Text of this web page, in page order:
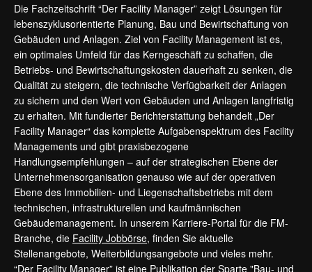
Die Fachzeitschrift “Der Facility Manager” zeigt Lösungen für
lebenszyklusorientierte Planung, Bau und Bewirtschaftung von
Gebäuden und Anlagen. Ziel von Facility Management ist es,
ein optimales Umfeld für das Kerngeschäft zu schaffen, die
Betriebs- und Bewirtschaftungskosten dauerhaft zu senken, die
Qualität zu steigern, die technische Verfügbarkeit der Anlagen
zu sichern und den Wert von Gebäuden und Anlagen langfristig
zu erhalten. Mit fundierter Berichterstattung behandelt „Der
Facility Manager“ das komplette Aufgabenspektrum des Facility
Managements und gibt praxisbezogene
Handlungsempfehlungen – auf der strategischen Ebene der
Unternehmensorganisation genauso wie auf der operativen
Ebene des Immobilien- und Liegenschaftsbetriebs mit dem
technischen, infrastrukturellen und kaufmännischen
Gebäudemanagement. In unserem Karriere-Portal für die FM-
Branche, die Facility Jobbörse, finden Sie aktuelle
Stellenangebote, Weiterbildungsangebote und vieles mehr.
“Der Facility Manager” ist eine Publikation der Sparte "Bau- und